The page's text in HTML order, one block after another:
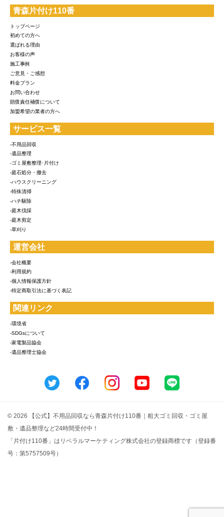
青森片付け110番
トップページ
初めての方へ
選ばれる理由
お客様の声
施工事例
ご意見・ご感想
料金プラン
お問い合わせ
賠償責任補償について
加盟希望の業者の方へ
サービス一覧
-不用品回収
-遺品整理
-ゴミ屋敷整理･片付け
-庭石処分・撤去
-ハウスクリーニング
-特殊清掃
-ハチ駆除
-庭木伐採
-庭木剪定
-草刈り
運営会社
-会社概要
-利用規約
-個人情報保護方針
-特定商取引法に基づく表記
関連リンク
-環境省
-SDGsについて
-家電製品協会
-遺品整理士協会
© 2026 【公式】不用品回収なら青森片付け110番｜粗大ゴミ回収・ゴミ屋
敷・遺品整理など24時間受付中！
「片付け110番」はリベラルマーケティング株式会社の登録商標です（登録番
号：第5757509号）